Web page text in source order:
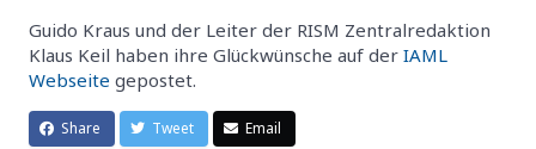
Guido Kraus und der Leiter der RISM Zentralredaktion
Klaus Keil haben ihre Glückwünsche auf der IAML
Webseite gepostet.
Share Tweet Email